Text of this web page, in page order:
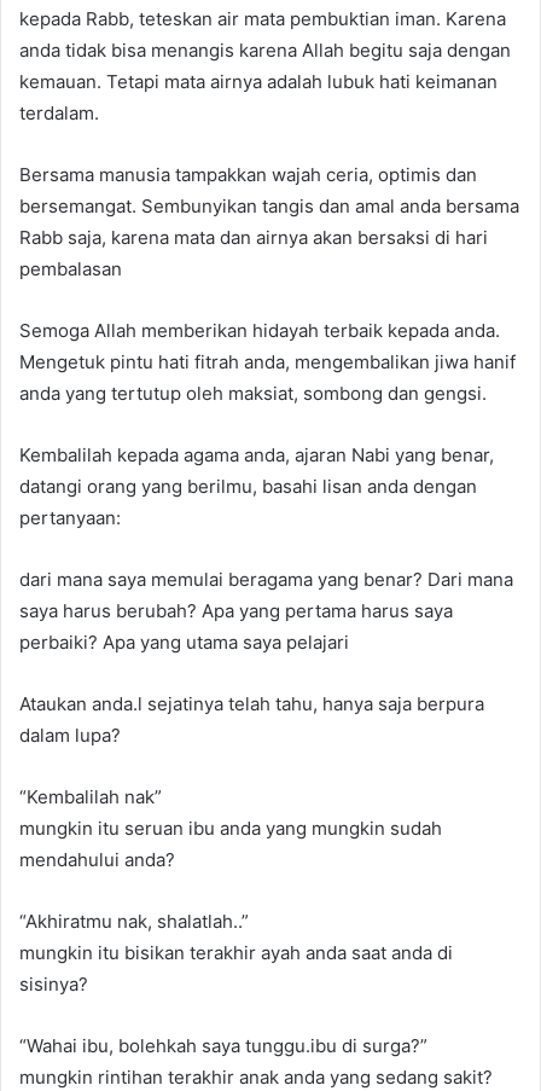
kepada Rabb, teteskan air mata pembuktian iman. Karena
anda tidak bisa menangis karena Allah begitu saja dengan
kemauan. Tetapi mata airnya adalah lubuk hati keimanan
terdalam.
Bersama manusia tampakkan wajah ceria, optimis dan
bersemangat. Sembunyikan tangis dan amal anda bersama
Rabb saja, karena mata dan airnya akan bersaksi di hari
pembalasan
Semoga Allah memberikan hidayah terbaik kepada anda.
Mengetuk pintu hati fitrah anda, mengembalikan jiwa hanif
anda yang tertutup oleh maksiat, sombong dan gengsi.
Kembalilah kepada agama anda, ajaran Nabi yang benar,
datangi orang yang berilmu, basahi lisan anda dengan
pertanyaan:
dari mana saya memulai beragama yang benar? Dari mana
saya harus berubah? Apa yang pertama harus saya
perbaiki? Apa yang utama saya pelajari
Ataukan anda.l sejatinya telah tahu, hanya saja berpura
dalam lupa?
“Kembalilah nak”
mungkin itu seruan ibu anda yang mungkin sudah
mendahului anda?
“Akhiratmu nak, shalatlah..”
mungkin itu bisikan terakhir ayah anda saat anda di
sisinya?
“Wahai ibu, bolehkah saya tunggu.ibu di surga?”
mungkin rintihan terakhir anak anda yang sedang sakit?